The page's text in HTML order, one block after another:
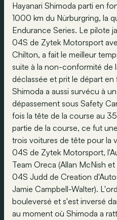
Hayanari Shimoda parti en
1000 km du Nürburgring, la
Endurance Series. Le pilote
04S de Zytek Motorsport
Chilton, a fait le meilleur
suite à la non-conformité de
déclassée et prit le départ
Shimoda a aussi survécu à
dépassement sous Safety
fois la tête de la course au
partie de la course, ce fut
trois voitures de tête pour la
04S de Zytek Motorsport,
Team Oreca (Allan McNish
04S Judd de Creation
Jamie Campbell-Walter).
bouleversé et s'est inversé
au moment où Shimoda a